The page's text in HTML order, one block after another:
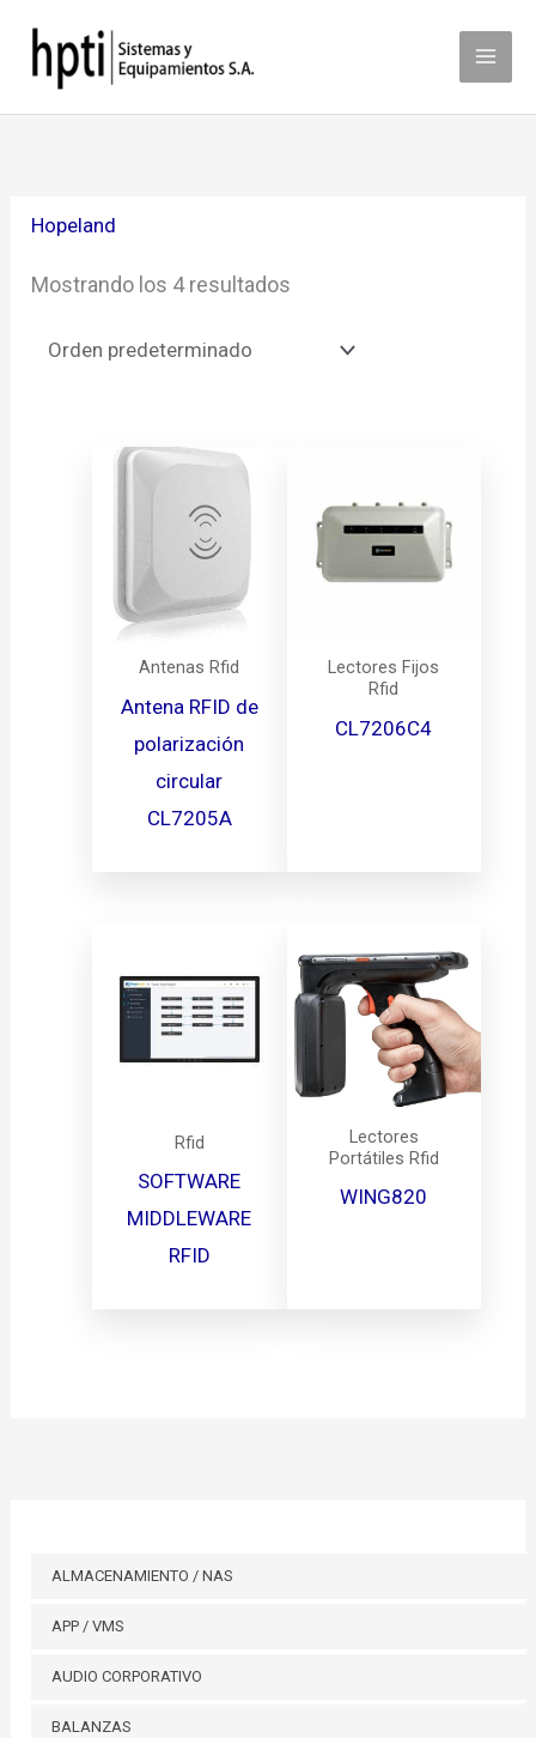
contenido
ALMACENAMIENTO / NAS
APP / VMS
AUDIO CORPORATIVO
BALANZAS
Hopeland
Mostrando los 4 resultados
Antenas Rfid
Antena RFID de
polarización
circular
CL7205A
Lectores Fijos
Rfid
CL7206C4
Rfid
SOFTWARE
MIDDLEWARE
RFID
Lectores
Portátiles Rfid
WING820